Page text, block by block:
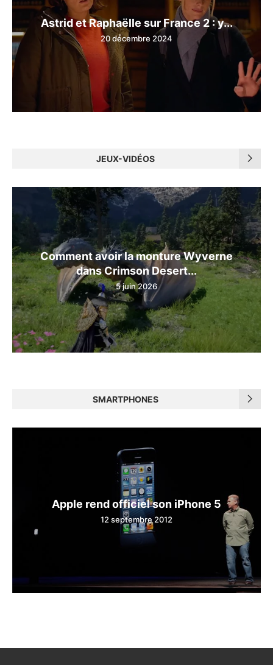
Astrid et Raphaëlle sur France 2 : y...
20 décembre 2024
JEUX-VIDÉOS
Comment avoir la monture Wyverne
dans Crimson Desert...
5 juin 2026
SMARTPHONES
Apple rend officiel son iPhone 5
12 septembre 2012